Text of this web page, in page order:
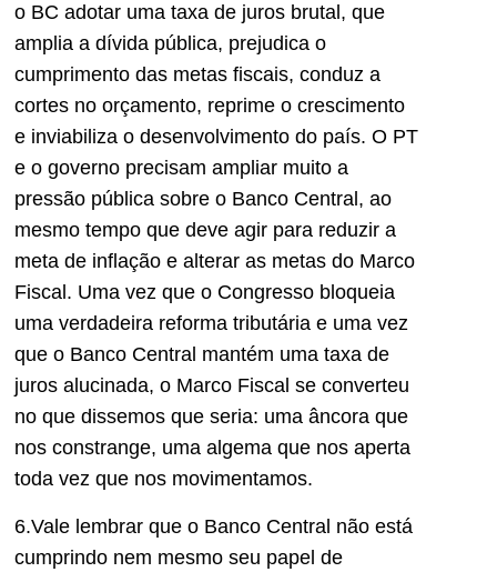
o BC adotar uma taxa de juros brutal, que
amplia a dívida pública, prejudica o
cumprimento das metas fiscais, conduz a
cortes no orçamento, reprime o crescimento
e inviabiliza o desenvolvimento do país. O PT
e o governo precisam ampliar muito a
pressão pública sobre o Banco Central, ao
mesmo tempo que deve agir para reduzir a
meta de inflação e alterar as metas do Marco
Fiscal. Uma vez que o Congresso bloqueia
uma verdadeira reforma tributária e uma vez
que o Banco Central mantém uma taxa de
juros alucinada, o Marco Fiscal se converteu
no que dissemos que seria: uma âncora que
nos constrange, uma algema que nos aperta
toda vez que nos movimentamos.
6.Vale lembrar que o Banco Central não está
cumprindo nem mesmo seu papel de